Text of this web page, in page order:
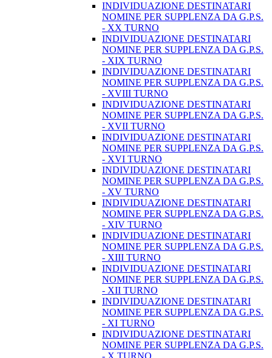
INDIVIDUAZIONE DESTINATARI
NOMINE PER SUPPLENZA DA G.P.S.
- XX TURNO
INDIVIDUAZIONE DESTINATARI
NOMINE PER SUPPLENZA DA G.P.S.
- XIX TURNO
INDIVIDUAZIONE DESTINATARI
NOMINE PER SUPPLENZA DA G.P.S.
- XVIII TURNO
INDIVIDUAZIONE DESTINATARI
NOMINE PER SUPPLENZA DA G.P.S.
- XVII TURNO
INDIVIDUAZIONE DESTINATARI
NOMINE PER SUPPLENZA DA G.P.S.
- XVI TURNO
INDIVIDUAZIONE DESTINATARI
NOMINE PER SUPPLENZA DA G.P.S.
- XV TURNO
INDIVIDUAZIONE DESTINATARI
NOMINE PER SUPPLENZA DA G.P.S.
- XIV TURNO
INDIVIDUAZIONE DESTINATARI
NOMINE PER SUPPLENZA DA G.P.S.
- XIII TURNO
INDIVIDUAZIONE DESTINATARI
NOMINE PER SUPPLENZA DA G.P.S.
- XII TURNO
INDIVIDUAZIONE DESTINATARI
NOMINE PER SUPPLENZA DA G.P.S.
- XI TURNO
INDIVIDUAZIONE DESTINATARI
NOMINE PER SUPPLENZA DA G.P.S.